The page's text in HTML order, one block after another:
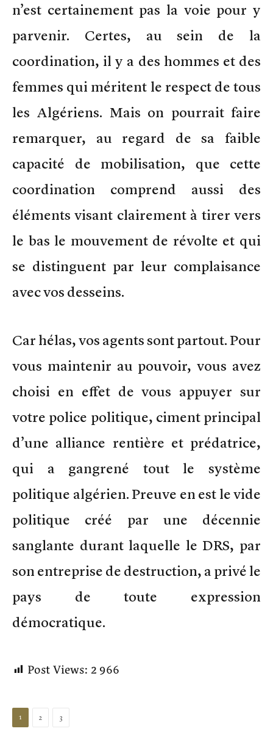
n’est certainement pas la voie pour y
parvenir. Certes, au sein de la
coordination, il y a des hommes et des
femmes qui méritent le respect de tous
les Algériens. Mais on pourrait faire
remarquer, au regard de sa faible
capacité de mobilisation, que cette
coordination comprend aussi des
éléments visant clairement à tirer vers
le bas le mouvement de révolte et qui
se distinguent par leur complaisance
avec vos desseins.
Car hélas, vos agents sont partout. Pour
vous maintenir au pouvoir, vous avez
choisi en effet de vous appuyer sur
votre police politique, ciment principal
d’une alliance rentière et prédatrice,
qui a gangrené tout le système
politique algérien. Preuve en est le vide
politique créé par une décennie
sanglante durant laquelle le DRS, par
son entreprise de destruction, a privé le
pays de toute expression
démocratique.
Post Views:2 966
1 2 3